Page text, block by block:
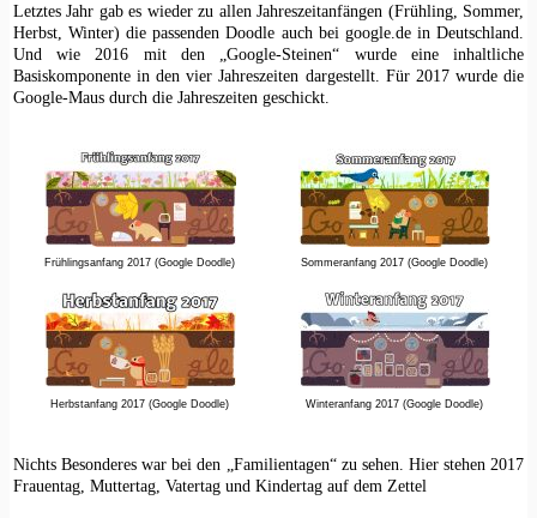
Letztes Jahr gab es wieder zu allen Jahreszeitanfängen (Frühling, Sommer,
Herbst, Winter) die passenden Doodle auch bei google.de in Deutschland.
Und wie 2016 mit den „Google-Steinen“ wurde eine inhaltliche
Basiskomponente in den vier Jahreszeiten dargestellt. Für 2017 wurde die
Google-Maus durch die Jahreszeiten geschickt.
Frühlingsanfang 2017 (Google Doodle) Sommeranfang 2017 (Google Doodle)
Herbstanfang 2017 (Google Doodle) Winteranfang 2017 (Google Doodle)
Nichts Besonderes war bei den „Familientagen“ zu sehen. Hier stehen 2017
Frauentag, Muttertag, Vatertag und Kindertag auf dem Zettel